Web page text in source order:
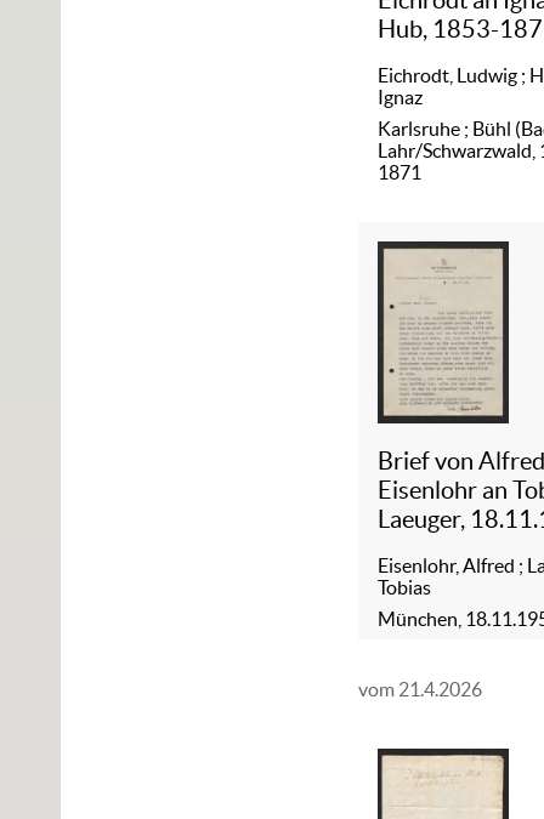
Hub, 1853-
Eichrodt, Ludwig ;
Ignaz
Karlsruhe ; Bühl
Lahr/Schwarzwald,
1871
Brief von
Eisenlohr an
Laeuger,
Eisenlohr, Alfred ;
Tobias
München,
vom 21.4.2026